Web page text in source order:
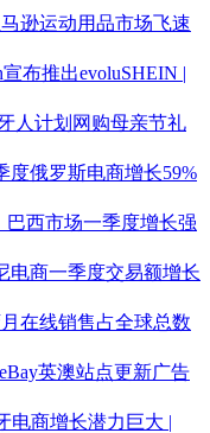
逊运动用品市场飞速
布推出evoluSHEIN |
人计划网购母亲节礼
度俄罗斯电商增长59%
巴西市场一季度增长强
电商一季度交易额增长
在线销售占全球总数
英澳站点更新广告
电商增长潜力巨大 |